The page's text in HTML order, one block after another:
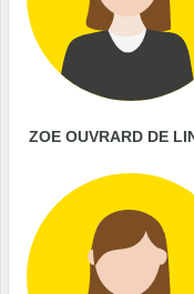
ZOE OUVRARD DE